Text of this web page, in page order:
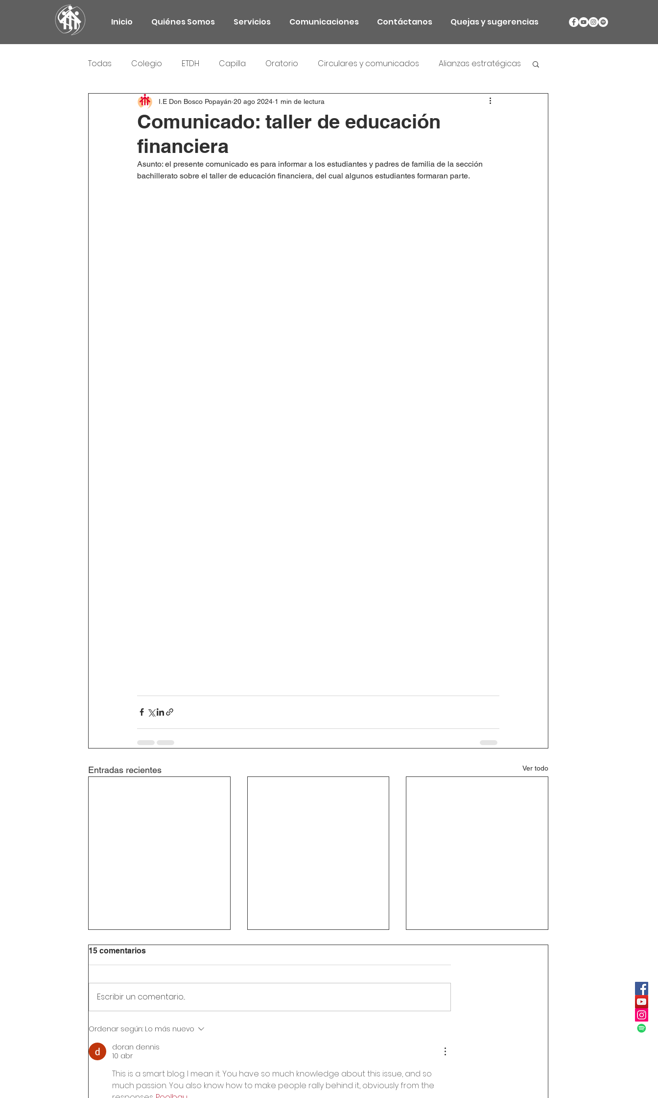
Inicio Quiénes Somos Servicios Comunicaciones Contáctanos Quejas y sugerencias
Todas Colegio ETDH Capilla Oratorio Circulares y comunicados Alianzas estratégicas
Responsabilidad Social
Comunicado: taller de educación
financiera
I.E Don Bosco Popayán 20 ago 2024 1 min de lectura
Asunto: el presente comunicado es para informar a los estudiantes y padres de familia de la sección
bachillerato sobre el taller de educación financiera, del cual algunos estudiantes formaran parte.
Entradas recientes Ver todo
Circular Rectoral #32:
Reunión de padres de
familia 24 de julio de 2026
secundaria julio 14 de 2026
por Jornada Sindical
15 comentarios
Escribir un comentario...
Ordenar según: Lo más nuevo
doran dennis
10 abr
This is a smart blog. I mean it. You have so much knowledge about this issue, and so
much passion. You also know how to make people rally behind it, obviously from the